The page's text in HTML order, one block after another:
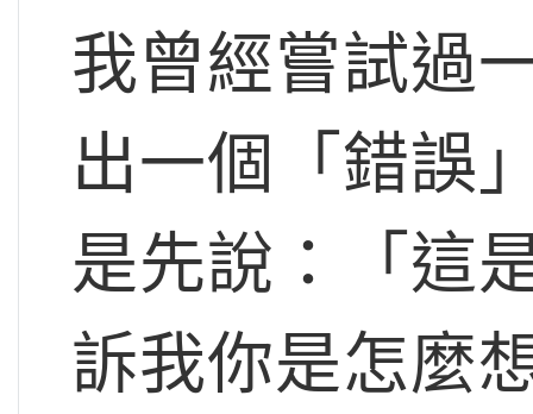
我曾經嘗試過
出一個「錯誤
是先說：「這
訴我你是怎麼